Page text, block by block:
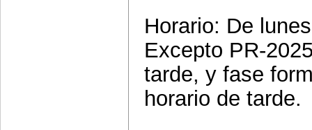
Horario: De
Excepto PR-
tarde, y fase
horario de tarde.